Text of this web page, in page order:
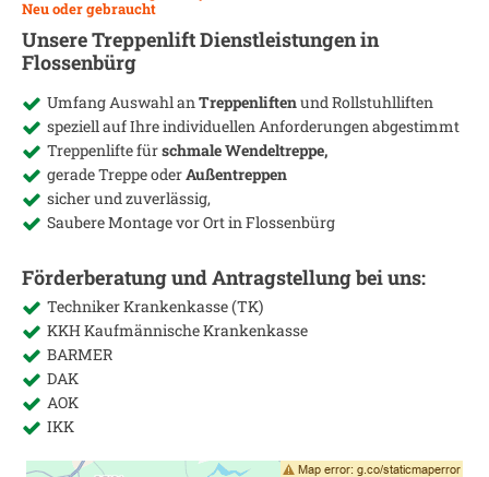
Neu oder gebraucht
Unsere Treppenlift Dienstleistungen in
Flossenbürg
Umfang Auswahl anTreppenliftenund Rollstuhlliften
speziell auf Ihre individuellen Anforderungen abgestimmt
Treppenlifte fürschmale Wendeltreppe,
gerade Treppe oderAußentreppen
sicher und zuverlässig,
Saubere Montage vor Ort inFlossenbürg
Förderberatung und Antragstellung bei uns:
Techniker Krankenkasse (TK)
KKH Kaufmännische Krankenkasse
BARMER
DAK
AOK
IKK